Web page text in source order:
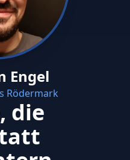
Engel
Rödermark
die